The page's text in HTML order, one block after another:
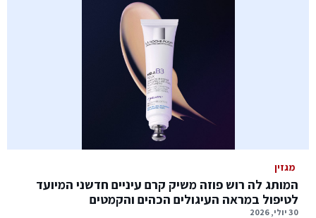
מגזין
המותג לה רוש פוזה משיק קרם עיניים חדשני המיועד
לטיפול במראה העיגולים הכהים והקמטים
30 יולי, 2026